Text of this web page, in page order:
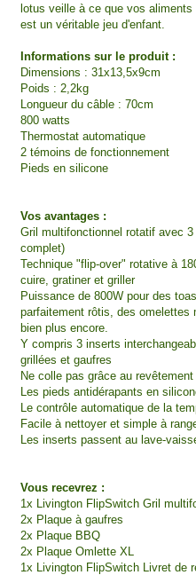
lotus veille à ce que vos
est un véritable jeu d'enfant.
Informations sur le produit :
Dimensions : 31x13,5x9cm
Poids : 2,2kg
Longueur du câble : 70cm
800 watts
Thermostat automatique
2 témoins de fonctionnement
Pieds en silicone
Vos avantages :
Gril multifonctionnel rotatif avec
complet)
Technique "flip-over" rotative à
cuire, gratiner et griller
Puissance de 800W pour des
parfaitement rôtis, des omelettes
bien plus encore.
Y compris 3 inserts
grillées et gaufres
Ne colle pas grâce au
Les pieds antidérapants en
Le contrôle automatique de la
Facile à nettoyer et simple à
Les inserts passent au lave-
Vous recevrez :
1x Livington FlipSwitch Gril
2x Plaque à gaufres
2x Plaque BBQ
2x Plaque Omlette XL
1x Livington FlipSwitch Livret de